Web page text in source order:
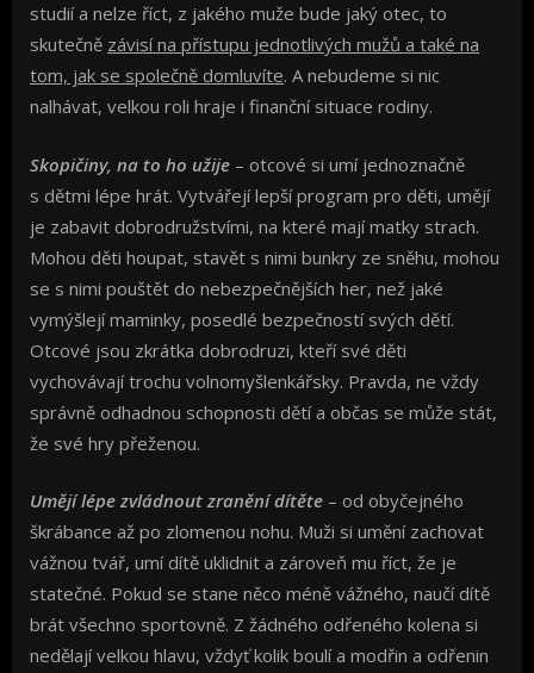
studií a nelze říct, z jakého muže bude jaký otec, to
skutečně závisí na přístupu jednotlivých mužů a také na
tom, jak se společně domluvíte. A nebudeme si nic
nalhávat, velkou roli hraje i finanční situace rodiny.
Skopičiny, na to ho užije – otcové si umí jednoznačně
s dětmi lépe hrát. Vytvářejí lepší program pro děti, umějí
je zabavit dobrodružstvími, na které mají matky strach.
Mohou děti houpat, stavět s nimi bunkry ze sněhu, mohou
se s nimi pouštět do nebezpečnějších her, než jaké
vymýšlejí maminky, posedlé bezpečností svých dětí.
Otcové jsou zkrátka dobrodruzi, kteří své děti
vychovávají trochu volnomyšlenkářsky. Pravda, ne vždy
správně odhadnou schopnosti dětí a občas se může stát,
že své hry přeženou.
Umějí lépe zvládnout zranění dítěte – od obyčejného
škrábance až po zlomenou nohu. Muži si umění zachovat
vážnou tvář, umí dítě uklidnit a zároveň mu říct, že je
statečné. Pokud se stane něco méně vážného, naučí dítě
brát všechno sportovně. Z žádného odřeného kolena si
nedělají velkou hlavu, vždyť kolik boulí a modřin a odřenin